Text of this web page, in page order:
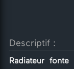
Descriptif :
Radiateur